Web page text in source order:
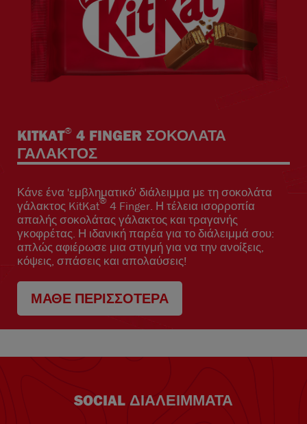
KITKAT® 4 FINGER ΣΟΚΟΛΑΤΑ
ΓΑΛΑΚΤΟΣ
Κάνε ένα 'εμβληματικό' διάλειμμα με τη σοκολάτα
γάλακτος KitKat® 4 Finger. Η τέλεια ισορροπία
απαλής σοκολάτας γάλακτος και τραγανής
γκοφρέτας. Η ιδανική παρέα για το διάλειμμά σου:
απλώς αφιέρωσε μια στιγμή για να την ανοίξεις,
κόψεις, σπάσεις και απολαύσεις!
ΜΑΘΕ ΠΕΡΙΣΣΟΤΕΡΑ
SOCIAL ΔΙΑΛΕΙΜΜΑΤΑ